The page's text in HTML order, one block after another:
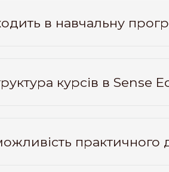
в навчальну
курсів в Sense
практичного